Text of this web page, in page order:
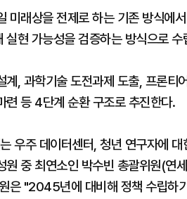
미래상을 전제로 하는 기존 방식에
실현 가능성을 검증하는 방식으로 수
계, 과학기술 도전과제 도출, 프론
련 등 4단계 순환 구조로 추진한다.
우주 데이터센터, 청년 연구자에
원 중 최연소인 박수빈 총괄위원(연
은 "2045년에 대비해 정책 수립